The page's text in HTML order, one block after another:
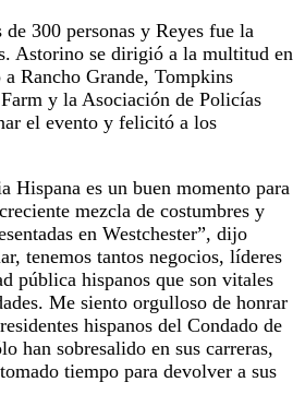
300 personas y Reyes fue la
Astorino se dirigió a la multitud en
a Rancho Grande, Tompkins
y la Asociación de Policías
el evento y felicitó a los
Hispana es un buen momento para
mezcla de costumbres y
en Westchester”, dijo
tenemos tantos negocios, líderes
pública hispanos que son vitales
Me siento orgulloso de honrar
hispanos del Condado de
han sobresalido en sus carreras,
tiempo para devolver a sus